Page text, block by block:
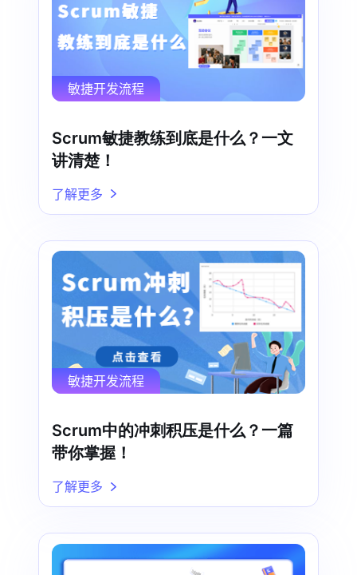
敏捷开发流程
Scrum敏捷教练到底是什么？一文
讲清楚！
了解更多
敏捷开发流程
Scrum中的冲刺积压是什么？一篇
带你掌握！
了解更多